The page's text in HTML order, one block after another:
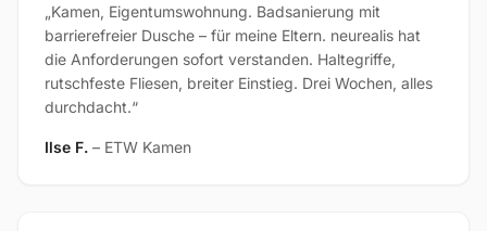
„Kamen, Eigentumswohnung. Badsanierung mit
barrierefreier Dusche – für meine Eltern. neurealis hat
die Anforderungen sofort verstanden. Haltegriffe,
rutschfeste Fliesen, breiter Einstieg. Drei Wochen, alles
durchdacht.“
Ilse F. – ETW Kamen